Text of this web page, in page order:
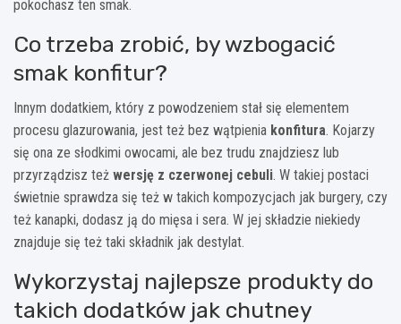
pokochasz ten smak.
Co trzeba zrobić, by wzbogacić
smak konfitur?
Innym dodatkiem, który z powodzeniem stał się elementem
procesu glazurowania, jest też bez wątpienia konfitura. Kojarzy
się ona ze słodkimi owocami, ale bez trudu znajdziesz lub
przyrządzisz też wersję z czerwonej cebuli. W takiej postaci
świetnie sprawdza się też w takich kompozycjach jak burgery, czy
też kanapki, dodasz ją do mięsa i sera. W jej składzie niekiedy
znajduje się też taki składnik jak destylat.
Wykorzystaj najlepsze produkty do
takich dodatków jak chutney